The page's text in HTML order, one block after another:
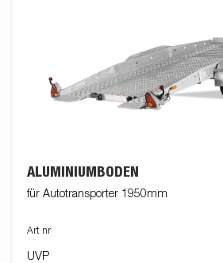
ALUMINIUMBODEN
für Autotransporter 1950mm
Art nr
UVP